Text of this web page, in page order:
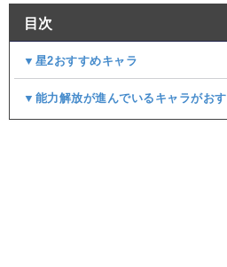
目次
▼星2おすすめキャラ
▼能力解放が進んでいるキャラがお